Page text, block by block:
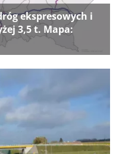
ekspresowych i
3,5 t. Mapa: